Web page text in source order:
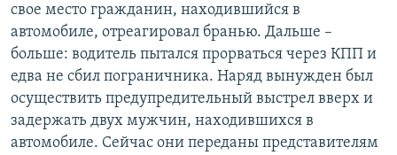
свое место гражданин, находившийся в
автомобиле, отреагировал бранью. Дальше –
больше: водитель пытался прорваться через КПП и
едва не сбил пограничника. Наряд вынужден был
осуществить предупредительный выстрел вверх и
задержать двух мужчин, находившихся в
автомобиле. Сейчас они переданы представителям